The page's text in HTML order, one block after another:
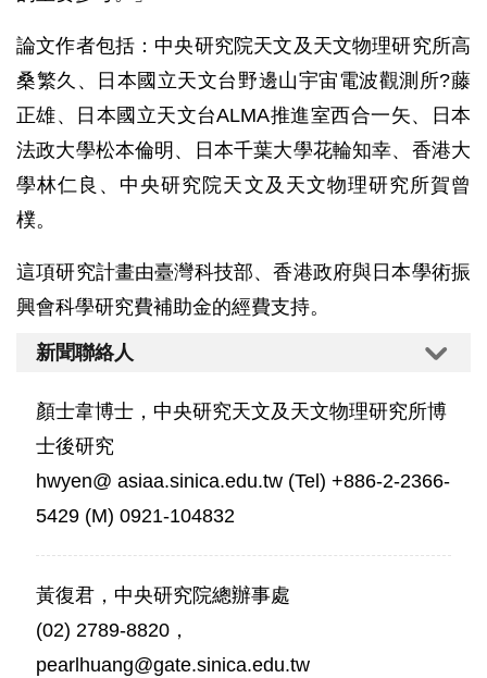
論文作者包括：中央研究院天文及天文物理研究所高
桑繁久、日本國立天文台野邊山宇宙電波觀測所?藤
正雄、日本國立天文台ALMA推進室西合一矢、日本
法政大學松本倫明、日本千葉大學花輪知幸、香港大
學林仁良、中央研究院天文及天文物理研究所賀曾
樸。
這項研究計畫由臺灣科技部、香港政府與日本學術振
興會科學研究費補助金的經費支持。
新聞聯絡人
顏士韋博士，中央研究天文及天文物理研究所博
士後研究
hwyen@ asiaa.sinica.edu.tw (Tel) +886-2-2366-
5429 (M) 0921-104832
黃復君，中央研究院總辦事處
(02) 2789-8820，
pearlhuang@gate.sinica.edu.tw